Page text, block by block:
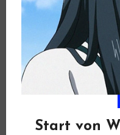
Start von